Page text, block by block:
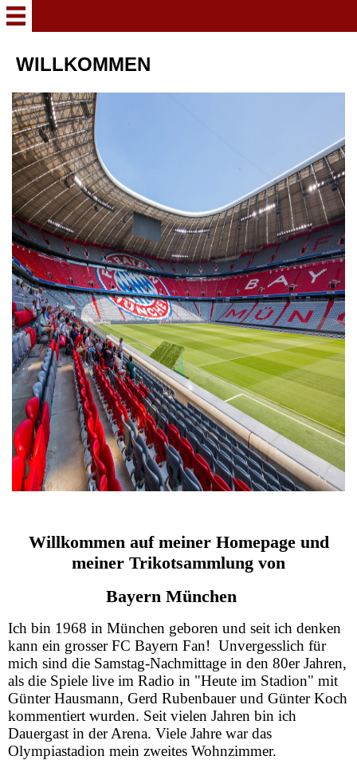
WILLKOMMEN
2025 - 2030
2021 - 2025
2015 - 2020
2010 - 2014
2007 - 2010
2003 - 2007
2002 - 2004
1996 - 2002
1990 - 1996
1982 - 1984
1973 - 1978
1900 - 1972
TAUSCHEN/SWAP
WILLKOMMEN
Willkommen auf meiner Homepage und
meiner Trikotsammlung von
Bayern München
Ich bin 1968 in München geboren und seit ich denken
kann ein grosser FC Bayern Fan! Unvergesslich für
mich sind die Samstag-Nachmittage in den 80er Jahren,
als die Spiele live im Radio in "Heute im Stadion" mit
Günter Hausmann, Gerd Rubenbauer und Günter Koch
kommentiert wurden. Seit vielen Jahren bin ich
Dauergast in der Arena. Viele Jahre war das
Olympiastadion mein zweites Wohnzimmer.